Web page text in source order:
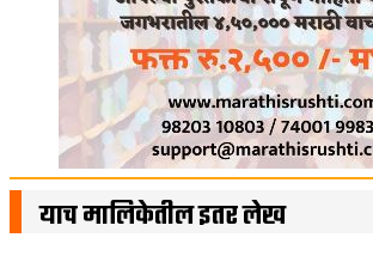
याच मालिकेतील इतर लेख